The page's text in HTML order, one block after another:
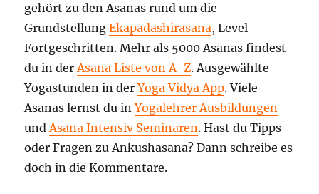
gehört zu den Asanas rund um die
GrundstellungEkapadashirasana, Level
Fortgeschritten. Mehr als 5000 Asanas findest
du in derAsana Liste von A-Z. Ausgewählte
Yogastunden in derYoga Vidya App. Viele
Asanas lernst du inYogalehrer Ausbildungen
undAsana Intensiv Seminaren. Hast du Tipps
oder Fragen zu Ankushasana? Dann schreibe es
doch in die Kommentare.